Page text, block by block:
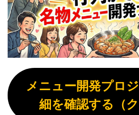
メニュー開発プロ
細を確認する（ク